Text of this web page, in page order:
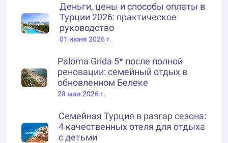
Деньги, цены и способы оплаты в
Турции 2026: практическое
руководство
01 июня 2026 г.
Paloma Grida 5* после полной
реновации: семейный отдых в
обновленном Белеке
28 мая 2026 г.
Семейная Турция в разгар сезона:
4 качественных отеля для отдыха
с детьми